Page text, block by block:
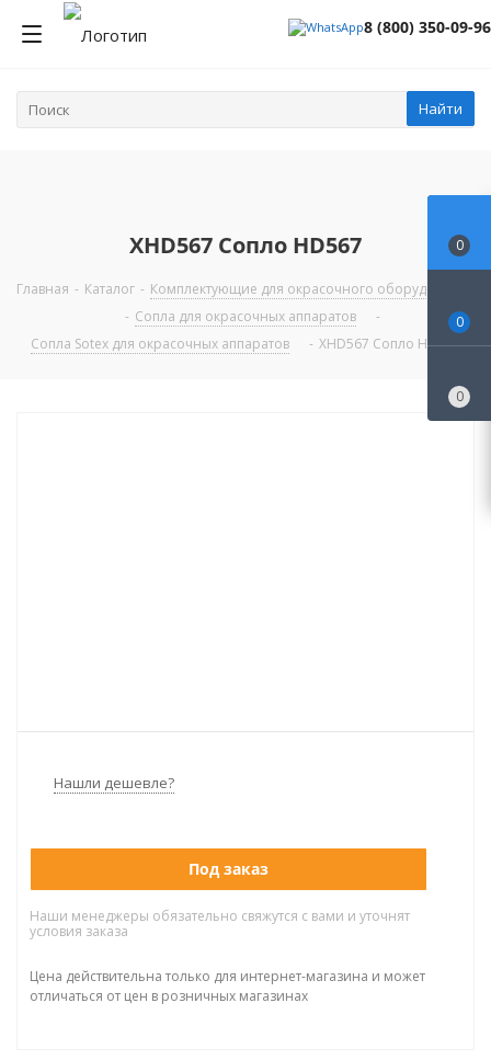
8 (800) 350-09-96
Найти
XHD567 Сопло HD567
Главная - Каталог - Комплектующие для окрасочного оборудования
- Сопла для окрасочных аппаратов
-
Сопла Sotex для окрасочных аппаратов
- XHD567 Сопло HD567
Нашли дешевле?
Под заказ
Наши менеджеры обязательно свяжутся с вами и уточнят
условия заказа
Цена действительна только для интернет-магазина и может
отличаться от цен в розничных магазинах
0
0
0